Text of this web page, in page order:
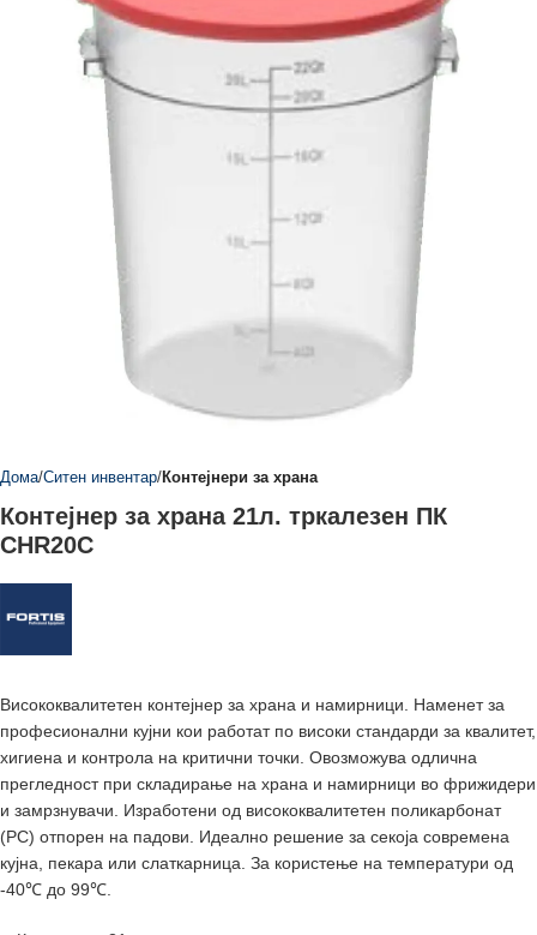
Дома Ситен инвентар Контејнери за храна
Контејнер за храна 21л. тркалезен ПК
CHR20C
Висококвалитетен контејнер за храна и намирници. Наменет за
професионални кујни кои работат по високи стандарди за квалитет,
хигиена и контрола на критични точки. Овозможува одлична
прегледност при складирање на храна и намирници во фрижидери
и замрзнувачи. Изработени од висококвалитетен поликарбонат
(PC) отпорен на падови. Идеално решение за секоја современа
кујна, пекара или слаткарница. За користење на температури од
-40℃ до 99℃.